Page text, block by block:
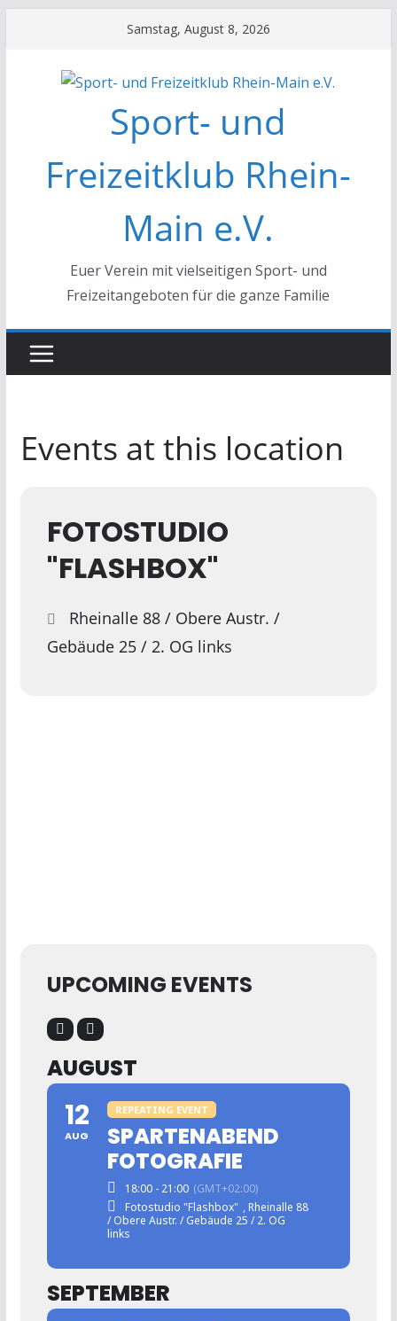
springen
Samstag, August 8, 2026
Sport- und
Freizeitklub Rhein-
Main e.V.
Euer Verein mit vielseitigen Sport- und
Freizeitangeboten für die ganze Familie
Events at this location
FOTOSTUDIO
"FLASHBOX"
Rheinalle 88 / Obere Austr. /
Gebäude 25 / 2. OG links
UPCOMING EVENTS
AUGUST
12
AUG
REPEATING EVENT
SPARTENABEND
FOTOGRAFIE
18:00 - 21:00 (GMT+02:00)
Fotostudio "Flashbox" , Rheinalle 88
/ Obere Austr. / Gebäude 25 / 2. OG
links
SEPTEMBER